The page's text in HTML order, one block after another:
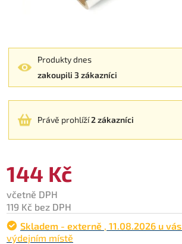
Produkty dnes
zakoupili 3 zákazníci
Právě prohlíží2 zákazníci
144 Kč
včetně DPH
119 Kč bez DPH
Skladem - externě , 11.08.2026 u vás
výdejním místě